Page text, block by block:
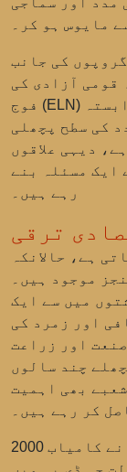
مایوس ہو کر۔
کی جانب
قومی آزادی کی
فوج (ELN)
کی سطح پچھلی
دیہی علاقوں
ایک مسئلہ بنے
رہے ہیں۔
ترقی
ہے، حالانکہ
موجود ہیں۔
میں سے ایک
اور زمرد کی
اور زراعت
چند سالوں
بھی اہمیت
کر رہے ہیں۔
2000 کی دہائی کے آغاز سے کولمبیا نے کامیاب
جی ڈی پی میں